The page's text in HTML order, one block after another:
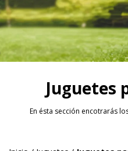
Juguetes
En ésta sección encotrarás